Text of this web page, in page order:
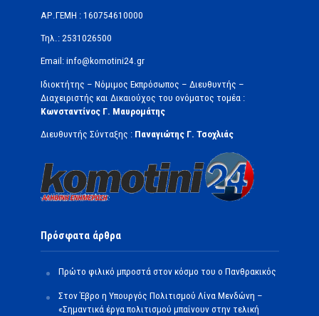
ΑΡ.ΓΕΜΗ : 160754610000
Τηλ.: 2531026500
Email: info@komotini24.gr
Ιδιοκτήτης – Νόμιμος Εκπρόσωπος – Διευθυντής –
Διαχειριστής και Δικαιούχος του ονόματος τομέα :
Κωνσταντίνος Γ. Μαυρομάτης
Διευθυντής Σύνταξης : Παναγιώτης Γ. Τσοχλιάς
Πρόσφατα άρθρα
Πρώτο φιλικό μπροστά στον κόσμο του ο Πανθρακικός
Στον Έβρο η Υπουργός Πολιτισμού Λίνα Μενδώνη –
«Σημαντικά έργα πολιτισμού μπαίνουν στην τελική